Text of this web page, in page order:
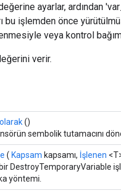
ayarlar, ardından
bu işlemden önce
veya kontrol
verir.
olarak()
sembolik tutamacını
( Kapsam kapsamı, İşlenen
DestroyTemporaryVariable
yöntemi.